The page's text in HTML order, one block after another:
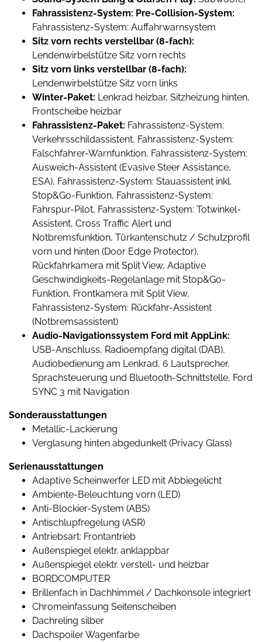
Fahrassistenz-System: Pre-Collision-System:
Fahrassistenz-System: Auffahrwarnsystem
Sitz vorn rechts verstellbar (8-fach):
Lendenwirbelstütze Sitz vorn rechts
Sitz vorn links verstellbar (8-fach):
Lendenwirbelstütze Sitz vorn links
Winter-Paket: Lenkrad heizbar, Sitzheizung hinten,
Frontscheibe heizbar
Fahrassistenz-Paket: Fahrassistenz-System:
Verkehrsschildassistent, Fahrassistenz-System:
Falschfahrer-Warnfunktion, Fahrassistenz-System:
Ausweich-Assistent (Evasive Steer Assistance,
ESA), Fahrassistenz-System: Stauassistent inkl.
Stop&Go-Funktion, Fahrassistenz-System:
Fahrspur-Pilot, Fahrassistenz-System: Totwinkel-
Assistent, Cross Traffic Alert und
Notbremsfunktion, Türkantenschutz / Schutzprofil
vorn und hinten (Door Edge Protector),
Rückfahrkamera mit Split View, Adaptive
Geschwindigkeits-Regelanlage mit Stop&Go-
Funktion, Frontkamera mit Split View,
Fahrassistenz-System: Rückfahr-Assistent
(Notbremsassistent)
Audio-Navigationssystem Ford mit AppLink:
USB-Anschluss, Radioempfang digital (DAB),
Audiobedienung am Lenkrad, 6 Lautsprecher,
Sprachsteuerung und Bluetooth-Schnittstelle, Ford
SYNC 3 mit Navigation
Sonderausstattungen
Metallic-Lackierung
Verglasung hinten abgedunkelt (Privacy Glass)
Serienausstattungen
Adaptive Scheinwerfer LED mit Abbiegelicht
Ambiente-Beleuchtung vorn (LED)
Anti-Blockier-System (ABS)
Antischlupfregelung (ASR)
Antriebsart: Frontantrieb
Außenspiegel elektr. anklappbar
Außenspiegel elektr. verstell- und heizbar
BORDCOMPUTER
Brillenfach in Dachhimmel / Dachkonsole integriert
Chromeinfassung Seitenscheiben
Dachreling silber
Dachspoiler Wagenfarbe